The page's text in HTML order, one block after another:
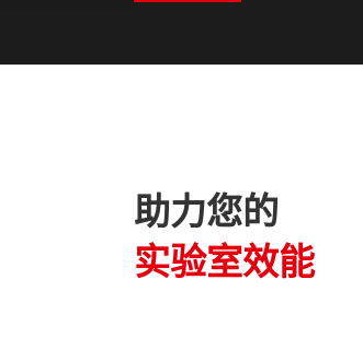
助力您的
实验室效能